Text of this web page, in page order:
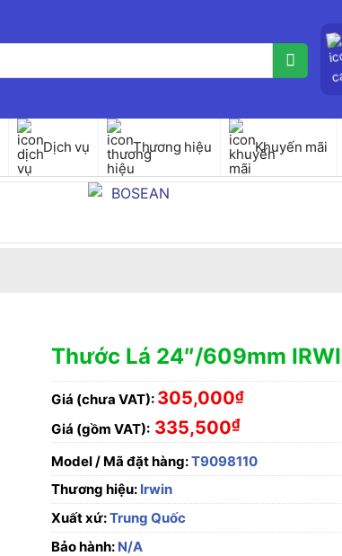
Dịch vụ Thương hiệu Khuyến mãi
Thước Lá 24″/609mm
Giá (chưa VAT): 305,000₫
Giá (gồm VAT): 335,500₫
Model / Mã đặt hàng:T9098110
Thương hiệu: Irwin
Xuất xứ:Trung Quốc
Bảo hành: N/A